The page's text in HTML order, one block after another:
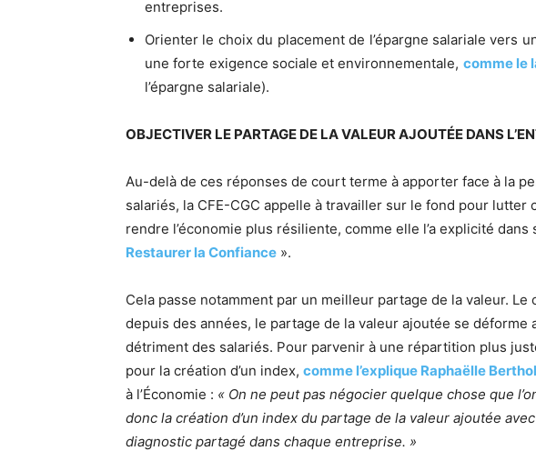
entreprises.
Orienter le choix du placement de l’épargne salariale vers
une forte exigence sociale et environnementale, comme le
l’épargne salariale).
OBJECTIVER LE PARTAGE DE LA VALEUR AJOUTÉE DANS
Au-delà de ces réponses de court terme à apporter face à la
salariés, la CFE-CGC appelle à travailler sur le fond pour lutter
rendre l’économie plus résiliente, comme elle l’a explicité
Restaurer la Confiance ».
Cela passe notamment par un meilleur partage de la valeur. Le
depuis des années, le partage de la valeur ajoutée se déforme
détriment des salariés. Pour parvenir à une répartition plus
pour la création d’un index, comme l’explique Raphaëlle
à l’Économie : « On ne peut pas négocier quelque chose que
donc la création d’un index du partage de la valeur ajoutée
diagnostic partagé dans chaque entreprise. »